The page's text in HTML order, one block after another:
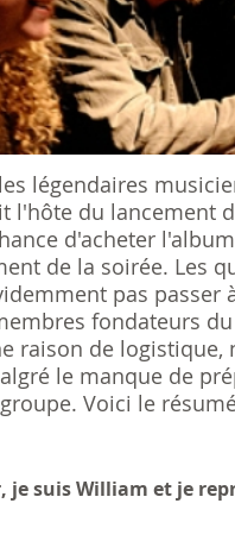
légendaires
l'hôte du
d'acheter
de la soirée. Les
pas
fondateurs
raison de
le manque de
Voici le
suis William et je